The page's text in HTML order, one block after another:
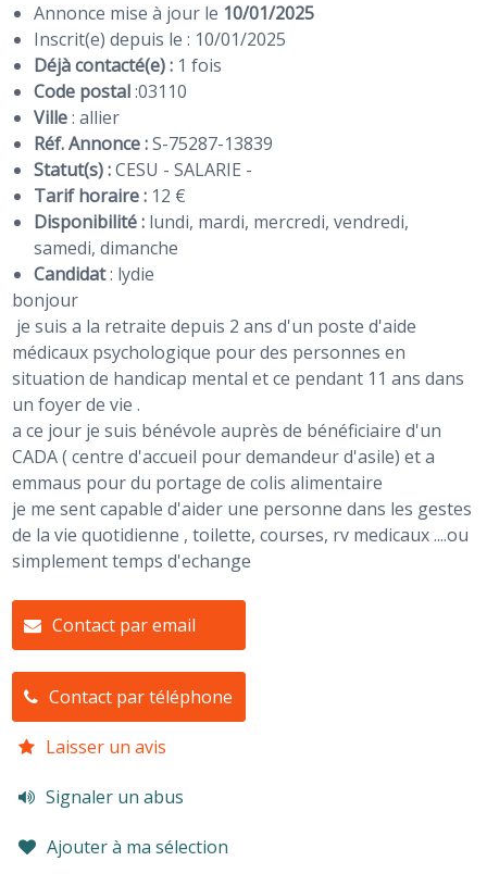
Annonce mise à jour le 10/01/2025
Inscrit(e) depuis le : 10/01/2025
Déjà contacté(e) : 1 fois
Code postal:03110
Ville: allier
Réf. Annonce :S-75287-13839
Statut(s) :CESU - SALARIE -
Tarif horaire : 12 €
Disponibilité : lundi, mardi, mercredi, vendredi,
samedi, dimanche
Candidat: lydie
bonjour
je suis a la retraite depuis 2 ans d'un poste d'aide
médicaux psychologique pour des personnes en
situation de handicap mental et ce pendant 11 ans dans
un foyer de vie .
a ce jour je suis bénévole auprès de bénéficiaire d'un
CADA ( centre d'accueil pour demandeur d'asile) et a
emmaus pour du portage de colis alimentaire
je me sent capable d'aider une personne dans les gestes
de la vie quotidienne , toilette, courses, rv medicaux ....ou
simplement temps d'echange
Contact par email
Contact par téléphone
Laisser un avis
Signaler un abus
Ajouter à ma sélection